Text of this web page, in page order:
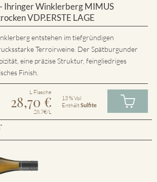
Ihringer Winklerberg MIMUS
VDP.ERSTE LAGE
entstehen im tiefgründigen
Terroirweine. Der Spätburgunder
eine präzise Struktur, feingliedriges
Finish.
L Flasche
28,70 €
28.7€/L
13 % Vol
EnthältSulfite